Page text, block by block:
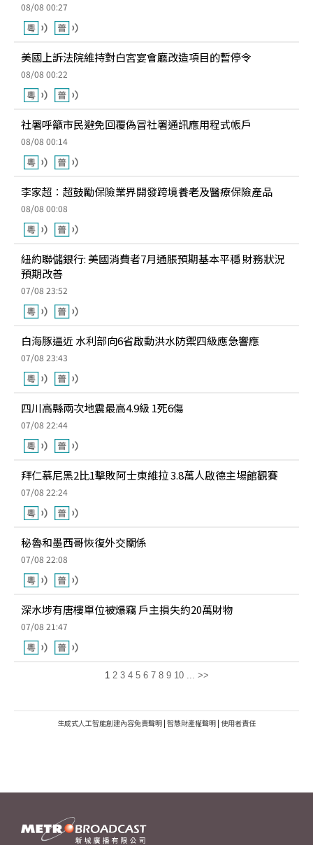
08/08 00:27
美國上訴法院維持對白宮宴會廳改造項目的暫停令
08/08 00:22
社署呼籲市民避免回覆偽冒社署通訊應用程式帳戶
08/08 00:14
李家超：超鼓勵保險業界開發跨境養老及醫療保險產品
08/08 00:08
紐約聯儲銀行: 美國消費者7月通脹預期基本平穩 財務狀況
預期改善
07/08 23:52
白海豚逼近 水利部向6省啟動洪水防禦四級應急響應
07/08 23:43
四川高縣兩次地震最高4.9級 1死6傷
07/08 22:44
拜仁慕尼黑2比1擊敗阿士東維拉 3.8萬人啟德主場館觀賽
07/08 22:24
秘魯和墨西哥恢復外交關係
07/08 22:08
深水埗有唐樓單位被爆竊 戶主損失約20萬財物
07/08 21:47
1 2 3 4 5 6 7 8 9 10 ... >>
生成式人工智能創建內容免責聲明 | 智慧財產權聲明 | 使用者責任